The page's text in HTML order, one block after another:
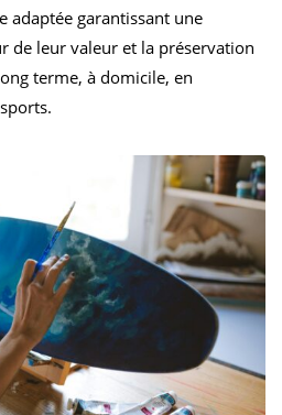
adaptée garantissant une
de leur valeur et la préservation
terme, à domicile, en